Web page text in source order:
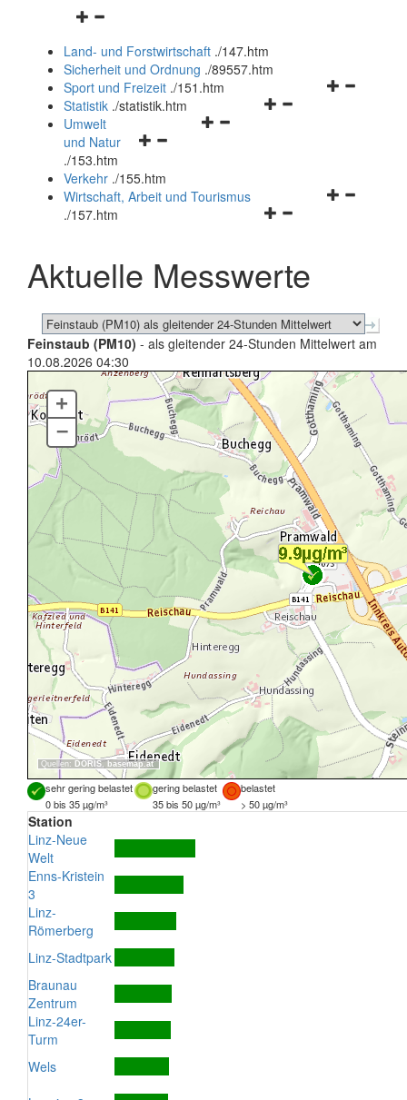
Navigationsmenü
und
schließen
Land- und Forstwirtschaft ./147.htm
Sicherheit und Ordnung ./89557.htm
Navigationsmenü
Sport und Freizeit ./151.htm
Navigationsmenü
Statistik ./statistik.htm
Navigationsmenü
und
schließen
Umwelt
und Natur
./153.htm
Verkehr ./155.htm
Navigationsmenü
schließen
Wirtschaft, Arbeit und Tourismus
./157.htm
Aktuelle Messwerte
Feinstaub (PM10) - als gleitender 24-Stunden Mittelwert am
10.08.2026 04:30
Quellen: DORIS, basemap.at
+
–
sehr gering belastet gering belastet
belastet
0 bis 35 µg/m³
35 bis 50 µg/m³ > 50 µg/m³
Station
Linz-Neue
Welt
Enns-Kristein
3
Linz-
Römerberg
Linz-Stadtpark
Braunau
Zentrum
Linz-24er-
Turm
Wels